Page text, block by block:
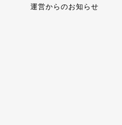
運営からのお知らせ